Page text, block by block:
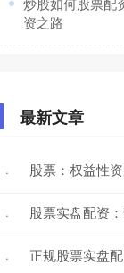
资之路
最新文章
· 股票：权益性
· 股票实盘配资
· 正规股票实盘